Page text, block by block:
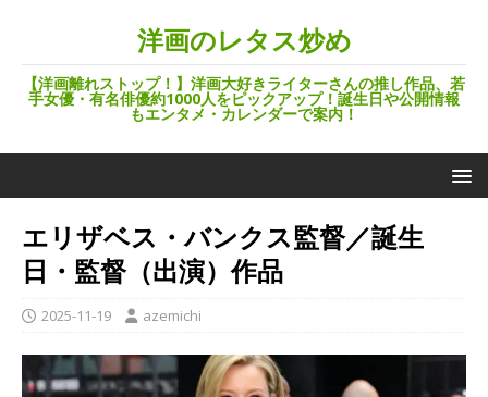
洋画のレタス炒め
【洋画離れストップ！】洋画大好きライターさんの推し作品、若
手女優・有名俳優約1000人をピックアップ！誕生日や公開情報
もエンタメ・カレンダーで案内！
エリザベス・バンクス監督／誕生
日・監督（出演）作品
2025-11-19 azemichi